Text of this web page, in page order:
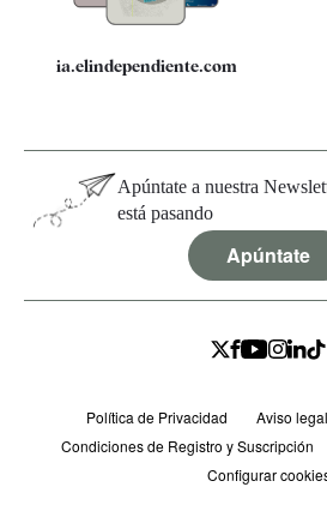
ia.elindependiente.com
Apúntate a nuestra
está pasando
Apúntate
Política de Privacidad
Aviso
Condiciones de Registro y Suscripción
Configurar